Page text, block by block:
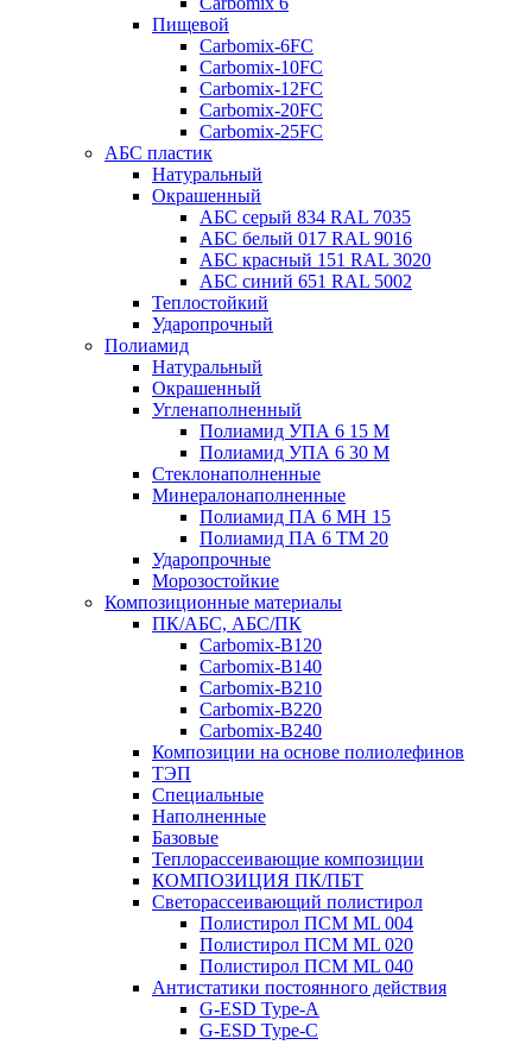
Пищевой
Carbomix-6FC
Carbomix-10FC
Carbomix-12FC
Carbomix-20FC
Carbomix-25FC
АБС пластик
Натуральный
Окрашенный
АБС серый 834 RAL 7035
АБС белый 017 RAL 9016
АБС красный 151 RAL 3020
АБС синий 651 RAL 5002
Теплостойкий
Ударопрочный
Полиамид
Натуральный
Окрашенный
Угленаполненный
Полиамид УПА 6 15 М
Полиамид УПА 6 30 М
Стеклонаполненные
Минералонаполненные
Полиамид ПА 6 МН 15
Полиамид ПА 6 ТМ 20
Ударопрочные
Морозостойкие
Композиционные материалы
ПК/АБС, АБС/ПК
Carbomix-В120
Carbomix-В140
Carbomix-В210
Carbomix-В220
Carbomix-В240
Композиции на основе полиолефинов
ТЭП
Специальные
Наполненные
Базовые
Теплорассеивающие композиции
КОМПОЗИЦИЯ ПК/ПБТ
Светорассеивающий полистирол
Полистирол ПСМ ML 004
Полистирол ПСМ ML 020
Полистирол ПСМ ML 040
Антистатики постоянного действия
G-ESD Type-A
G-ESD Type-C